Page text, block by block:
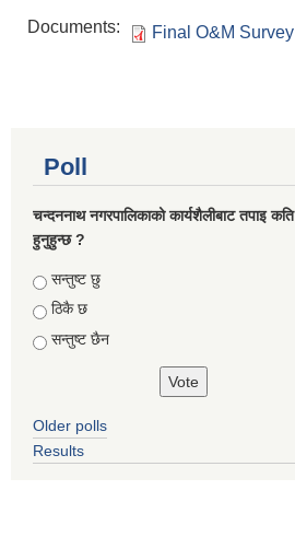
Documents: Final O&M
Poll
चन्दननाथ नगरपालिकाको कार्यशैलीबाट तपाइ
हुनुहुन्छ ?
Choices
सन्तुष्ट छु
ठिकै छ
सन्तुष्ट छैन
Older polls
Results